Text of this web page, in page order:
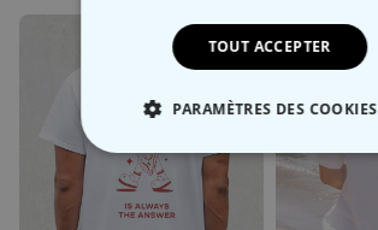
TOUT ACCEPTER
PARAMÈTRES DES COOKIES
STRICTEMENT NÉCESSAIRE
PERFORMANCE